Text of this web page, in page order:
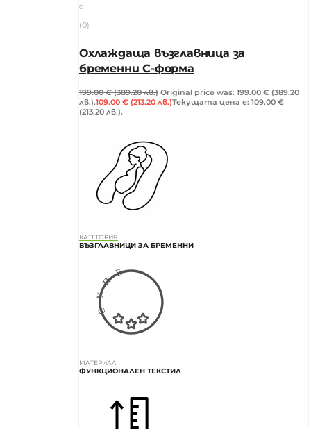
0
(0)
Охлаждаща възглавница за
бременни C-форма
199.00€ (389.20 лв.) Original price was: 199.00 € (389.20
лв.).109.00 € (213.20 лв.)Текущата цена е: 109.00 €
(213.20 лв.).
КАТЕГОРИЯ
ВЪЗГЛАВНИЦИ ЗА БРЕМЕННИ
МАТЕРИАЛ
ФУНКЦИОНАЛЕН ТЕКСТИЛ